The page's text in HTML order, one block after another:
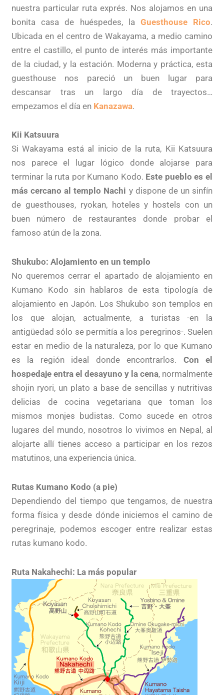
nuestra particular ruta exprés. Nos alojamos en una
bonita casa de huéspedes, la Guesthouse Rico.
Ubicada en el centro de Wakayama, a medio camino
entre el castillo, el punto de interés más importante
de la ciudad, y la estación. Moderna y práctica, esta
guesthouse nos pareció un buen lugar para
descansar tras un largo día de trayectos…
empezamos el día en Kanazawa.
Kii Katsuura
Si Wakayama está al inicio de la ruta, Kii Katsuura
nos parece el lugar lógico donde alojarse para
terminar la ruta por Kumano Kodo. Este pueblo es el
más cercano al templo Nachi y dispone de un sinfín
de guesthouses, ryokan, hoteles y hostels con un
buen número de restaurantes donde probar el
famoso atún de la zona.
Shukubo: Alojamiento en un templo
No queremos cerrar el apartado de alojamiento en
Kumano Kodo sin hablaros de esta tipología de
alojamiento en Japón. Los Shukubo son templos en
los que alojan, actualmente, a turistas -en la
antigüedad sólo se permitía a los peregrinos-. Suelen
estar en medio de la naturaleza, por lo que Kumano
es la región ideal donde encontrarlos. Con el
hospedaje entra el desayuno y la cena, normalmente
shojin ryori, un plato a base de sencillas y nutritivas
delicias de cocina vegetariana que toman los
mismos monjes budistas. Como sucede en otros
lugares del mundo, nosotros lo vivimos en Nepal, al
alojarte allí tienes acceso a participar en los rezos
matutinos, una experiencia única.
Rutas Kumano Kodo (a pie)
Dependiendo del tiempo que tengamos, de nuestra
forma física y desde dónde iniciemos el camino de
peregrinaje, podemos escoger entre realizar estas
rutas kumano kodo.
Ruta Nakahechi: La más popular